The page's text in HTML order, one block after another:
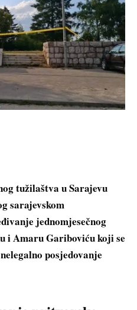
tužilaštva u Sarajevu
sarajevskom
jednomjesečnog
i Amaru Gariboviću koji se
posjedovanje